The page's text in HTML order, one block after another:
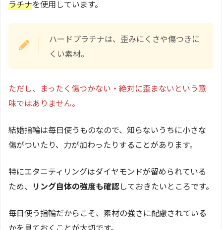
ラチナを使用しています。
ハードプラチナは、歪みにくさや傷つきに
くい素材。
ただし、まったく傷つかない・絶対に歪まないという意
味ではありません。
結婚指輪は毎日使うものなので、知らないうちに小さな
傷がついたり、力が加わったりすることがあります。
特にエタニティリングはダイヤモンドが留められている
ため、 リング自体の強度も確認しておきたいところです。
毎日使う指輪だからこそ、素材の強さに配慮されている
かを見ておくことが大切です。